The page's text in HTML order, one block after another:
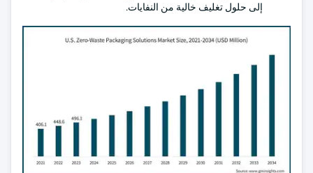
إلى حلول تغليف خالية من النفايات.